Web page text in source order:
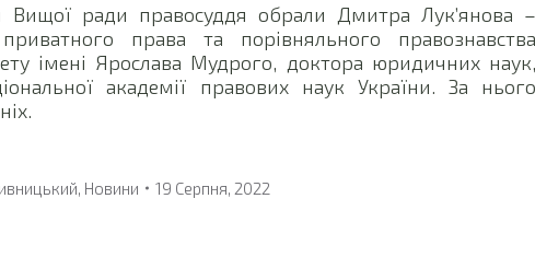
Вищої ради правосуддя обрали Дмитра Лук’янова –
права та порівняльного правознавства
імені Ярослава Мудрого, доктора юридичних наук,
академії правових наук України. За нього
Новини 19 Серпня, 2022